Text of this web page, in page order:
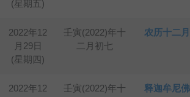
(星期五)
2022年12
月29日
(星期四)
壬寅(2022)年十
二月初七
农历十二
2022年12
壬寅(2022)年十
释迦牟尼